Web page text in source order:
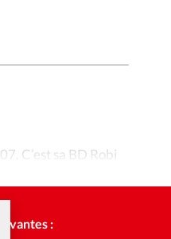
C’est sa BD Robi
: